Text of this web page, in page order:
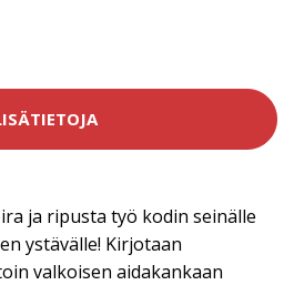
ja ripusta työ kodin seinälle
ystävälle! Kirjotaan
valkoisen aidakankaan